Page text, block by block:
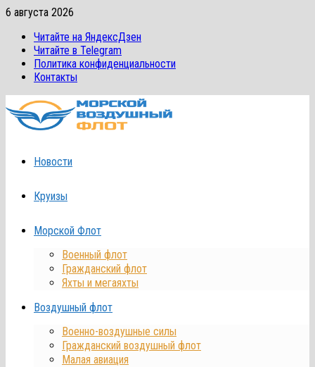
Перейти
содержимому
6 августа 2026
Читайте на ЯндексДзен
Читайте в Telegram
Политика конфиденциальности
Контакты
Новости
Круизы
Морской Флот
Военный флот
Гражданский флот
Яхты и мегаяхты
Воздушный флот
Военно-воздушные силы
Гражданский воздушный флот
Малая авиация